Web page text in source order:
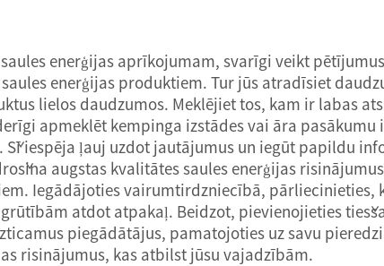
enerģijas aprīkojumam, svarīgi veikt
enerģijas produktiem. Tur jūs atradīsiet
lielos daudzumos. Meklējiet tos, kam ir labas
apmeklēt kempinga izstādes vai āra pasākumu
iespēja ļauj uzdot jautājumus un iegūt papildu
augstas kvalitātes saules enerģijas
Iegādājoties vairumtirdzniecībā,
atdot atpakaļ. Beidzot, pievienojieties
piegādātājus, pamatojoties uz savu
risinājumus, kas atbilst jūsu vajadzībām.